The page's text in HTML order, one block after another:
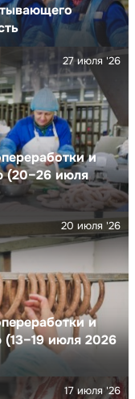
и
(20–26 июля
27 июля '26
и
июля 2026
20 июля '26
17 июля '26